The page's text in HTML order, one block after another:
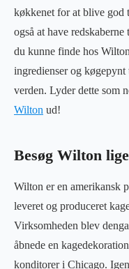
køkkenet for at blive god
også at have
du kunne finde hos
ingredienser og
verden. Lyder dette som
Wilton ud!
Besøg Wilton
Wilton er en amerikansk
leveret og produceret
Virksomheden blev
åbnede en
konditorer i Chicago.